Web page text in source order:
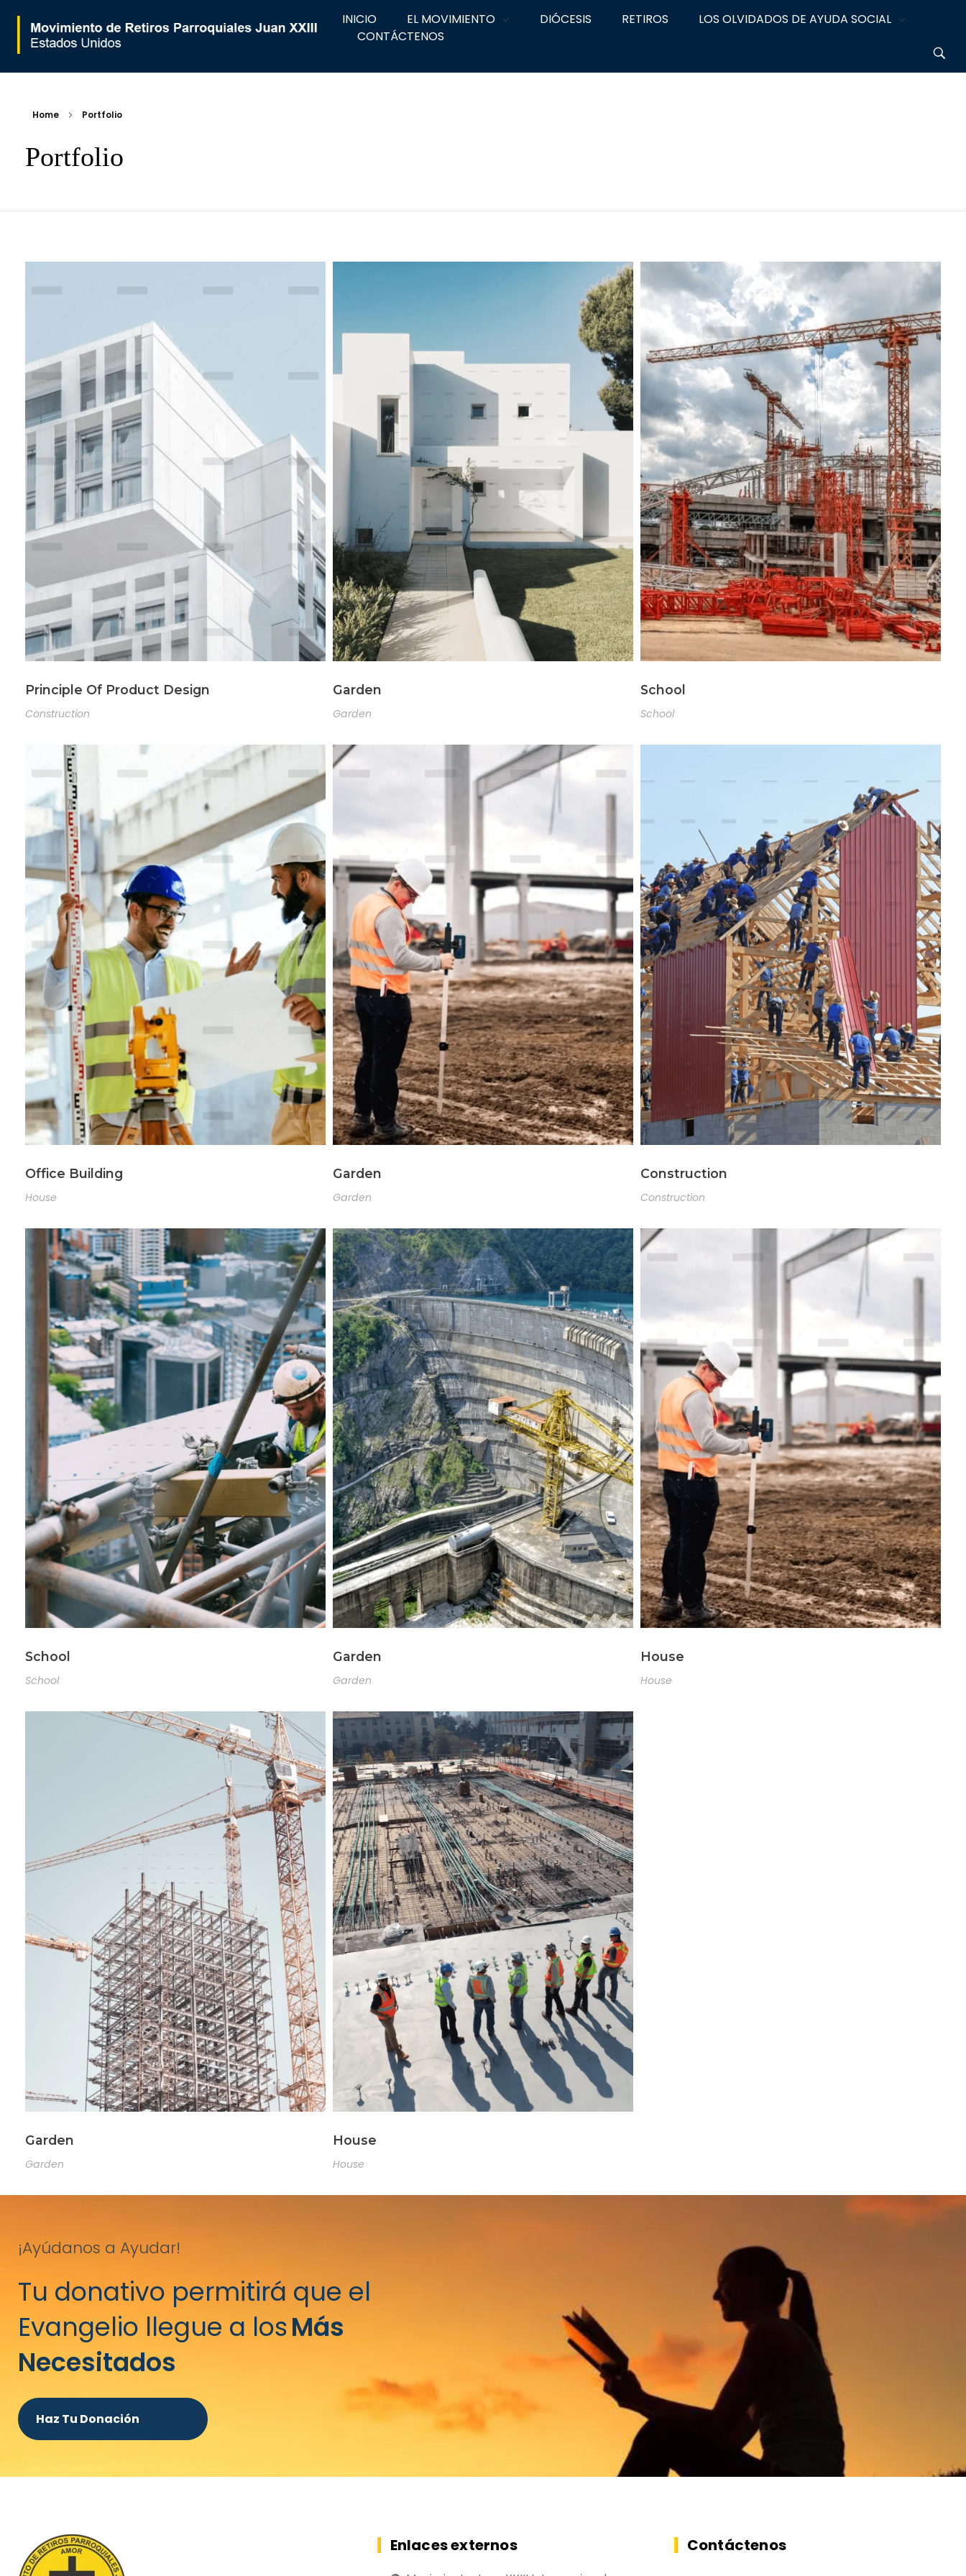
INICIO EL MOVIMIENTO DIÓCESIS RETIROS
LOS OLVIDADOS DE AYUDA SOCIAL
CONTÁCTENOS
Home Portfolio
Portfolio
Principle Of Product Design
Construction
Garden
Garden
School
School
Office Building
House
Garden
Garden
Construction
Construction
School
School
Garden
Garden
House
House
Garden
Garden
House
House
¡Ayúdanos a Ayudar!
Tu donativo permitirá que el
Evangelio llegue a losMás
Necesitados
Haz Tu Donación
Enlaces externos Contáctenos